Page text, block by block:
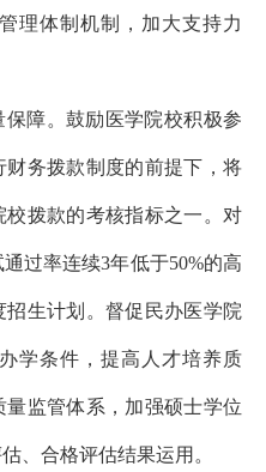
理体制机制，加大支持力
保障。鼓励医学院校积极参
务拨款制度的前提下，将
拨款的考核指标之一。对
过率连续3年低于50%的高
生计划。督促民办医学院
学条件，提高人才培养质
监管体系，加强硕士学位
、合格评估结果运用。